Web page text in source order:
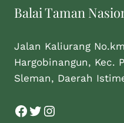
Balai Taman
Jalan Kaliurang
Hargobinangun, Kec.
Sleman, Daerah